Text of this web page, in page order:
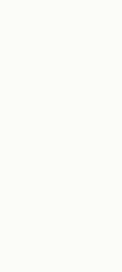
Aparthotel